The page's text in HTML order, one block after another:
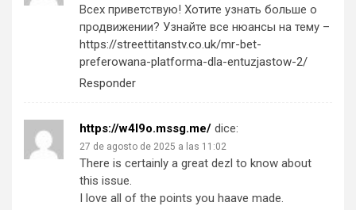
Всех приветствую! Хотите узнать больше о
продвижении? Узнайте все нюансы на тему –
https://streettitanstv.co.uk/mr-bet-
preferowana-platforma-dla-entuzjastow-2/
Responder
https://w4I9o.mssg.me/ dice:
27 de agosto de 2025 a las 11:02
There is certainly a great dezl to know about
this issue.
I love all of the points you haave made.